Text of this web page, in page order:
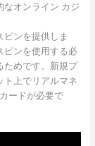
なオンライン カジ
ンを提供しま
ピンを使用する必
ためです。新規プ
ト上でリアルマネ
ードが必要で